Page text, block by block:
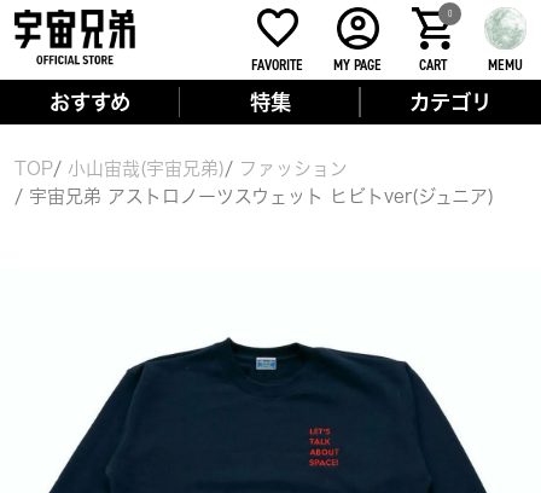
FAVORITE MY PAGE CART
0
MEMU
おすすめ 特集 カテゴリ
TOP 小山宙哉(宇宙兄弟)
ファッション
宇宙兄弟 アストロノーツスウェット ヒビトver(ジュニア)